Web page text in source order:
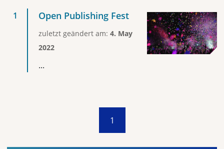
Open Publishing Fest
zuletzt geändert am: 4. May
2022
...
1